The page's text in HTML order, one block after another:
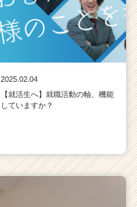
2025.02.04
【就活生へ】就職活動の軸、機能
していますか？